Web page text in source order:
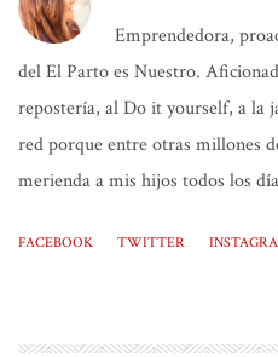
Emprendedora,
del El Parto es Nuestro.
repostería, al Do it yourself, a la
red porque entre otras millones
merienda a mis hijos todos los
FACEBOOK TWITTER